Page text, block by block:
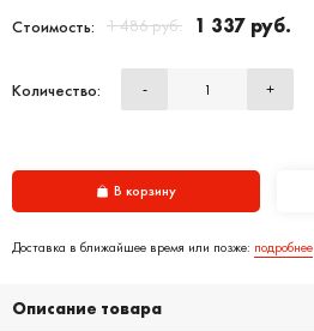
Стоимость: 1 486 руб. 1 337 руб.
Количество: - +
В корзину
Доставка в ближайшее время или позже: подробнее
Описание товара